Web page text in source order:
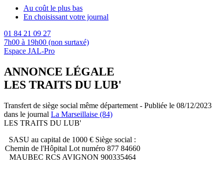
Au coût le plus bas
En choisissant votre journal
01 84 21 09 27
7h00 à 19h00 (non surtaxé)
Espace JAL-Pro
ANNONCE LÉGALE
LES TRAITS DU LUB'
Transfert de siège social même département - Publiée le 08/12/2023
dans le journal La Marseillaise (84)
LES TRAITS DU LUB'
SASU au capital de 1000 € Siège social :
Chemin de l'Hôpital Lot numéro 877 84660
MAUBEC RCS AVIGNON 900335464